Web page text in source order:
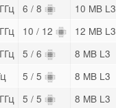
6 / 8 10 MB L3
10 / 12 12 MB L3
5 / 6 8 MB L3
5 / 5 8 MB L3
5 / 5 8 MB L3